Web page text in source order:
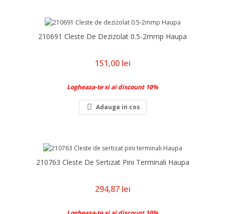
210691 Cleste De Dezizolat 0.5-2mmp Haupa
Pret
151,00 lei
Logheaza-te si ai discount 10%
 Adauga in cos
210763 Cleste De Sertizat Pini Terminali Haupa
Pret
294,87 lei